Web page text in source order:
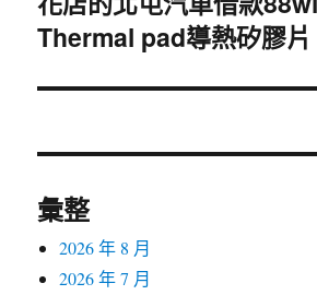
一
文
Thermal pad導熱矽膠片
彙整
2026 年 8 月
2026 年 7 月